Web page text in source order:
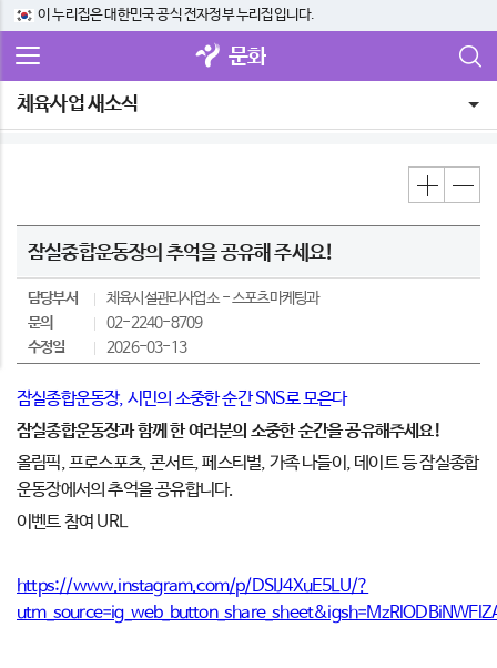
이 누리집은 대한민국 공식 전자정부 누리집입니다.
문화
체육사업 새소식
잠실종합운동장의 추억을 공유해 주세요!
담당부서 체육시설관리사업소
스포츠마케팅과
문의
02-2240-8709
수정일
2026-03-13
잠실종합운동장, 시민의 소중한 순간 SNS로 모은다
잠실종합운동장과 함께 한 여러분의 소중한 순간을 공유해주세요!
올림픽, 프로스포츠, 콘서트, 페스티벌, 가족 나들이, 데이트 등 잠실종합
운동장에서의 추억을 공유합니다.
이벤트 참여 URL
https://www.instagram.com/p/DSIJ4XuE5LU/?